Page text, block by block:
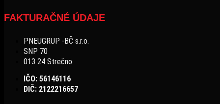
FAKTURAČNÉ ÚDAJE
PNEUGRUP -BČ s.r.o.
SNP 70
013 24 Strečno
IČO: 56146116
DIČ: 2122216657